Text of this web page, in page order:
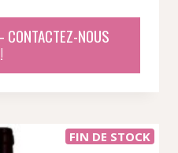
CONTACTEZ-NOUS
!
FIN DE STOCK